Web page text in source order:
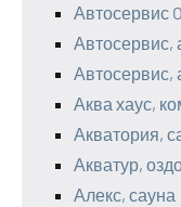
Автосервис
Автосервис,
Автосервис,
Аква хаус,
Акватория,
Акватур,
Алекс, сауна